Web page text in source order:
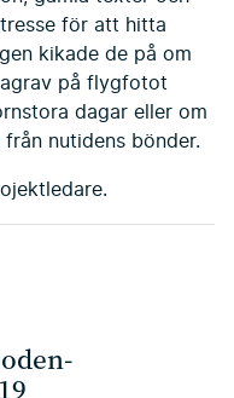
för att hitta
kikade de på om
på flygfotot
dagar eller om
nutidens bönder.